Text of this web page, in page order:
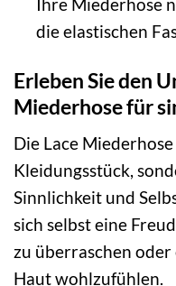
die elastischen
Erleben Sie den
Miederhose für
Die Lace
Kleidungsstück,
Sinnlichkeit und
sich selbst eine
zu überraschen
Haut wohlzufühlen.